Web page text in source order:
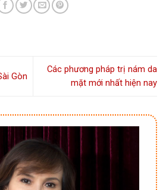
Gòn
Các phương pháp trị nám da
mặt mới nhất hiện nay